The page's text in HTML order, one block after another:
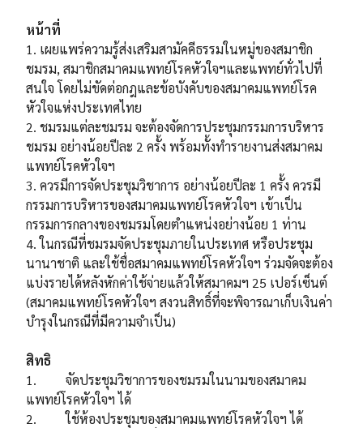
หน้าที่
1. เผยแพร่ความรู้ส่งเสริมสามัคคีธรรมในหมู่ของสมาชิก
ชมรม, สมาชิกสมาคมแพทย์โรคหัวใจฯและแพทย์ทั่วไปที่
สนใจ โดยไม่ขัดต่อกฎและข้อบังคับของสมาคมแพทย์โรค
หัวใจแห่งประเทศไทย
2. ชมรมแต่ละชมรม จะต้องจัดการประชุมกรรมการบริหาร
ชมรม อย่างน้อยปีละ 2 ครั้ง พร้อมทั้งทำรายงานส่งสมาคม
แพทย์โรคหัวใจฯ
3. ควรมีการจัดประชุมวิชาการ อย่างน้อยปีละ 1 ครั้ง ควรมี
กรรมการบริหารของสมาคมแพทย์โรคหัวใจฯ เข้าเป็น
กรรมการกลางของชมรมโดยตำแหน่งอย่างน้อย 1 ท่าน
4. ในกรณีที่ชมรมจัดประชุมภายในประเทศ หรือประชุม
นานาชาติ และใช้ชื่อสมาคมแพทย์โรคหัวใจฯ ร่วมจัดจะต้อง
แบ่งรายได้หลังหักค่าใช้จ่ายแล้วให้สมาคมฯ 25 เปอร์เซ็นต์
(สมาคมแพทย์โรคหัวใจฯ สงวนสิทธิ์ที่จะพิจารณาเก็บเงินค่า
บำรุงในกรณีที่มีความจำเป็น)
สิทธิ
1. จัดประชุมวิชาการของชมรมในนามของสมาคม
แพทย์โรคหัวใจฯ ได้
2. ใช้ห้องประชุมของสมาคมแพทย์โรคหัวใจฯ ได้